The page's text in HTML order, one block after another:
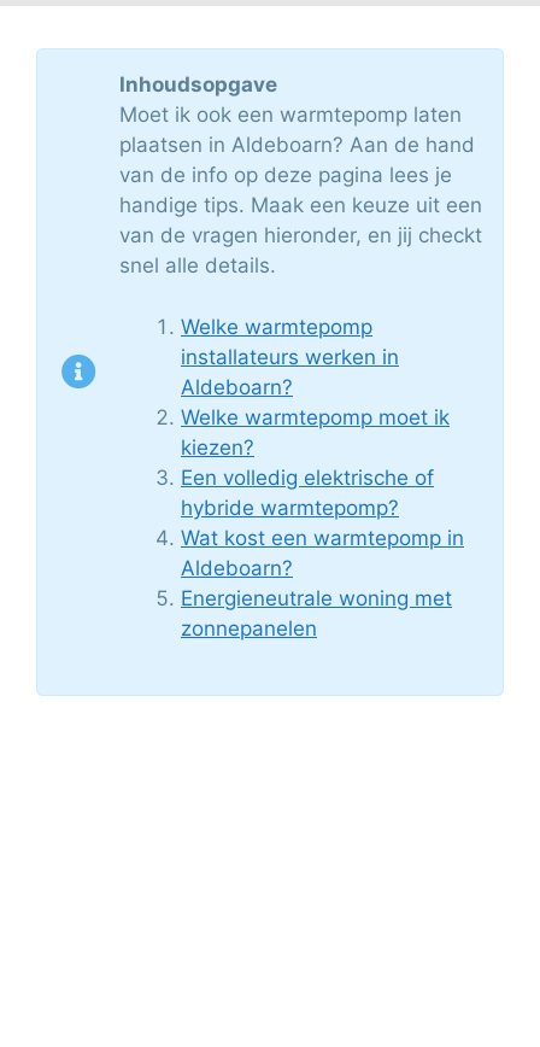
Inhoudsopgave
Moet ik ook een warmtepomp laten
plaatsen in Aldeboarn? Aan de hand
van de info op deze pagina lees je
handige tips. Maak een keuze uit een
van de vragen hieronder, en jij checkt
snel alle details.
Welke warmtepomp
installateurs werken in
Aldeboarn?
Welke warmtepomp moet ik
kiezen?
Een volledig elektrische of
hybride warmtepomp?
Wat kost een warmtepomp in
Aldeboarn?
Energieneutrale woning met
zonnepanelen